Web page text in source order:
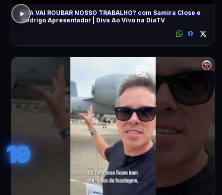
A IA VAI ROUBAR NOSSO TRABALHO? com Samira Close e
Rodrigo Apresentador | Diva Ao Vivo na DiaTV
19